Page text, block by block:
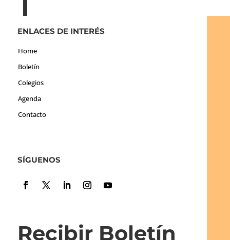
ENLACES DE INTERÉS
Home
Boletín
Colegios
Agenda
Contacto
SÍGUENOS
Recibir Boletín